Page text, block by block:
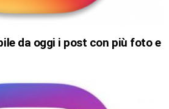
da oggi i post con più foto e